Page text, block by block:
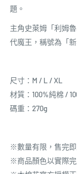
題。
主角史萊姆「利姆
代魔王，稱號為「
尺寸：M / L / XL
材質：100%純棉 /
碼重：270g
※數量有限，售完即
※商品顏色以實際